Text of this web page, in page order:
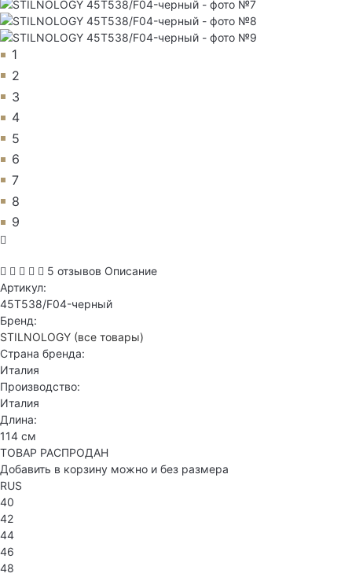
1
2
3
4
5
6
7
8
9
5 отзывов Описание
Артикул:
45T538/F04-черный
Бренд:
STILNOLOGY (все товары)
Страна бренда:
Италия
Производство:
Италия
Длина:
114 см
ТОВАР РАСПРОДАН
Добавить в корзину можно и без размера
RUS
40
42
44
46
48